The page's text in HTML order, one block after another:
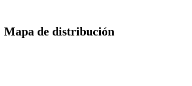
Mapa de distribución